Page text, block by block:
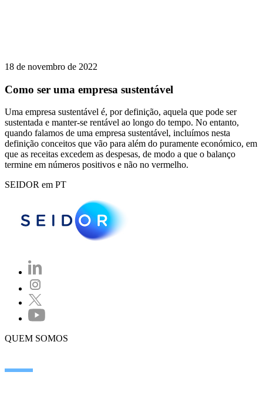
18 de novembro de 2022
Como ser uma empresa sustentável
Uma empresa sustentável é, por definição, aquela que pode ser
sustentada e manter-se rentável ao longo do tempo. No entanto,
quando falamos de uma empresa sustentável, incluímos nesta
definição conceitos que vão para além do puramente económico, em
que as receitas excedem as despesas, de modo a que o balanço
termine em números positivos e não no vermelho.
SEIDOR em PT
QUEM SOMOS